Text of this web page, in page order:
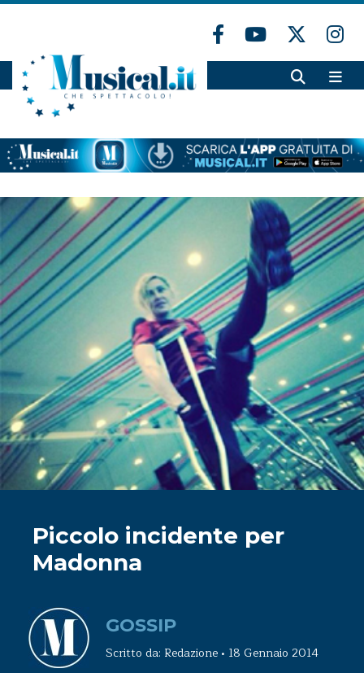
Piccolo incidente per
Madonna
GOSSIP
Scritto da: Redazione • 18 Gennaio 2014